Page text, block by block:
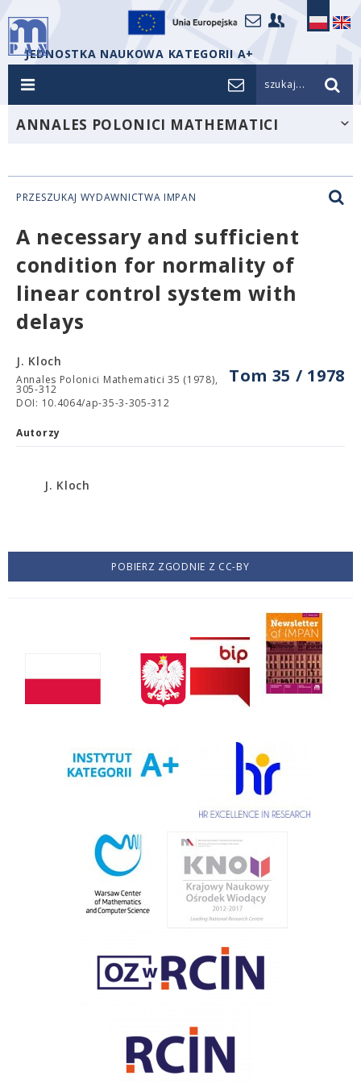
JEDNOSTKA NAUKOWA KATEGORII A+
szukaj...
ANNALES POLONICI MATHEMATICI
PRZESZUKAJ WYDAWNICTWA IMPAN
A necessary and sufficient
condition for normality of
linear control system with
delays
Tom 35 / 1978
J. Kloch
Annales Polonici Mathematici 35 (1978),
305-312
DOI: 10.4064/ap-35-3-305-312
Autorzy
J. Kloch
POBIERZ ZGODNIE Z CC-BY